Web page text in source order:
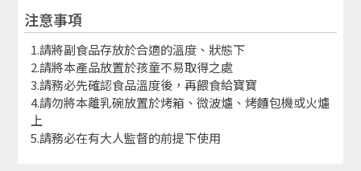
注意事項
1.請將副食品存放於合適的溫度、狀態下
2.請將本產品放置於孩童不易取得之處
3.請務必先確認食品溫度後，再餵食給寶寶
4.請勿將本離乳碗放置於烤箱、微波爐、烤麵包機或火爐
上
5.請務必在有大人監督的前提下使用